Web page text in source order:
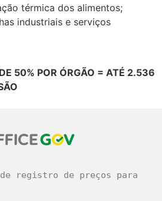
térmica dos alimentos;
industriais e serviços
50% POR ÓRGÃO = ATÉ 2.536
registro de preços para